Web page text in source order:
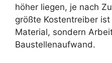
höher liegen, je nach
größte Kostentreiber
Material, sondern
Baustellenaufwand.